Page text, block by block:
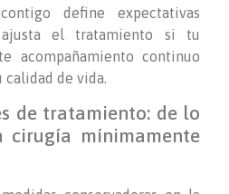
define expectativas
el tratamiento si tu
acompañamiento continuo
de vida.
de tratamiento: de lo
cirugía mínimamente